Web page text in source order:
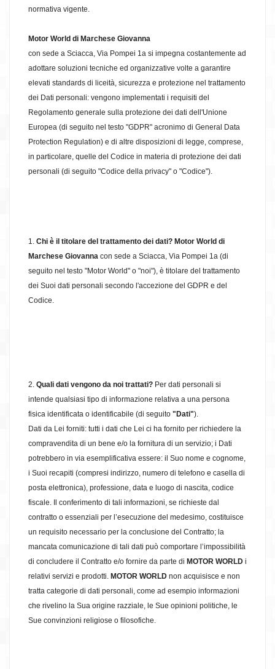
normativa vigente.
Motor World di Marchese Giovanna
con sede a Sciacca, Via Pompei 1a si impegna costantemente ad
adottare soluzioni tecniche ed organizzative volte a garantire
elevati standards di liceità, sicurezza e protezione nel trattamento
dei Dati personali: vengono implementati i requisiti del
Regolamento generale sulla protezione dei dati dell'Unione
Europea (di seguito nel testo "GDPR" acronimo di General Data
Protection Regulation) e di altre disposizioni di legge, comprese,
in particolare, quelle del Codice in materia di protezione dei dati
personali (di seguito "Codice della privacy" o "Codice").
1. Chi è il titolare del trattamento dei dati? Motor World di
Marchese Giovanna con sede a Sciacca, Via Pompei 1a (di
seguito nel testo "Motor World" o "noi"), è titolare del trattamento
dei Suoi dati personali secondo l'accezione del GDPR e del
Codice.
2. Quali dati vengono da noi trattati? Per dati personali si
intende qualsiasi tipo di informazione relativa a una persona
fisica identificata o identificabile (di seguito "Dati").
Dati da Lei forniti: tutti i dati che Lei ci ha fornito per richiedere la
compravendita di un bene e/o la fornitura di un servizio; i Dati
potrebbero in via esemplificativa essere: il Suo nome e cognome,
i Suoi recapiti (compresi indirizzo, numero di telefono e casella di
posta elettronica), professione, data e luogo di nascita, codice
fiscale. Il conferimento di tali informazioni, se richieste dal
contratto o essenziali per l’esecuzione del medesimo, costituisce
un requisito necessario per la conclusione del Contratto; la
mancata comunicazione di tali dati può comportare l’impossibilità
di concludere il Contratto e/o fornire da parte di MOTOR WORLD i
relativi servizi e prodotti. MOTOR WORLD non acquisisce e non
tratta categorie di dati personali, come ad esempio informazioni
che rivelino la Sua origine razziale, le Sue opinioni politiche, le
Sue convinzioni religiose o filosofiche.